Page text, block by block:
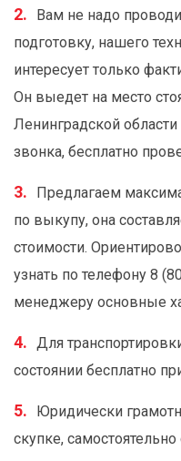
Вам не надо
подготовку, нашего
интересует только
Он выедет на место
Ленинградской
звонка, бесплатно
Предлагаем
по выкупу, она
стоимости.
узнать по телефону 8
менеджеру основные
Для
состоянии бесплатно
Юридически
скупке,